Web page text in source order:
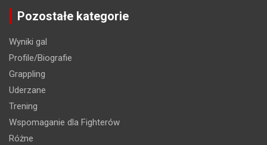
Pozostałe kategorie
Wyniki gal
Profile/Biografie
Grappling
Uderzane
Trening
Wspomaganie dla Fighterów
Różne